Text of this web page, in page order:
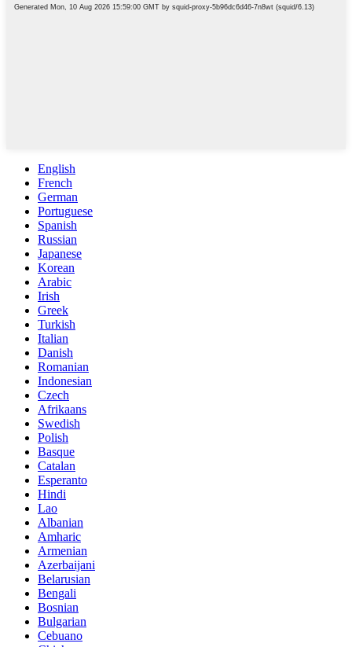
English
French
German
Portuguese
Spanish
Russian
Japanese
Korean
Arabic
Irish
Greek
Turkish
Italian
Danish
Romanian
Indonesian
Czech
Afrikaans
Swedish
Polish
Basque
Catalan
Esperanto
Hindi
Lao
Albanian
Amharic
Armenian
Azerbaijani
Belarusian
Bengali
Bosnian
Bulgarian
Cebuano